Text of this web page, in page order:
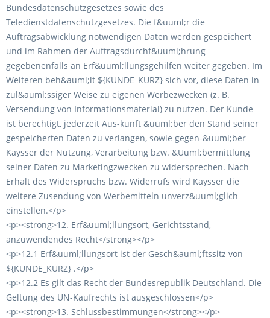
Bundesdatenschutzgesetzes sowie des
Teledienstdatenschutzgesetzes. Die f&uuml;r die
Auftragsabwicklung notwendigen Daten werden gespeichert
und im Rahmen der Auftragsdurchf&uuml;hrung
gegebenenfalls an Erf&uuml;llungsgehilfen weiter gegeben. Im
Weiteren beh&auml;lt ${KUNDE_KURZ} sich vor, diese Daten in
zul&auml;ssiger Weise zu eigenen Werbezwecken (z. B.
Versendung von Informationsmaterial) zu nutzen. Der Kunde
ist berechtigt, jederzeit Aus-kunft &uuml;ber den Stand seiner
gespeicherten Daten zu verlangen, sowie gegen-&uuml;ber
Kaysser der Nutzung, Verarbeitung bzw. &Uuml;bermittlung
seiner Daten zu Marketingzwecken zu widersprechen. Nach
Erhalt des Widerspruchs bzw. Widerrufs wird Kaysser die
weitere Zusendung von Werbemitteln unverz&uuml;glich
einstellen.</p>
<p><strong>12. Erf&uuml;llungsort, Gerichtsstand,
anzuwendendes Recht</strong></p>
<p>12.1 Erf&uuml;llungsort ist der Gesch&auml;ftssitz von
${KUNDE_KURZ} .</p>
<p>12.2 Es gilt das Recht der Bundesrepublik Deutschland. Die
Geltung des UN-Kaufrechts ist ausgeschlossen</p>
<p><strong>13. Schlussbestimmungen</strong></p>